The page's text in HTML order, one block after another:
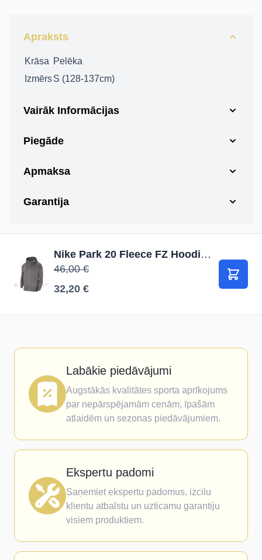
Apraksts
Krāsa Pelēka
IzmērsS (128-137cm)
Vairāk Informācijas
Piegāde
Apmaksa
Garantija
Nike Park 20 Fleece FZ Hoodie Junior CW6891 071 / Pelēka / S (128-137cm)
46,00 €
32,20 €
Labākie piedāvājumi
Augstākās kvalitātes sporta aprīkojums
par nepārspējamām cenām, īpašām
atlaidēm un sezonas piedāvājumiem.
Ekspertu padomi
Saņemiet ekspertu padomus, izcilu
klientu atbalstu un uzticamu garantiju
visiem produktiem.